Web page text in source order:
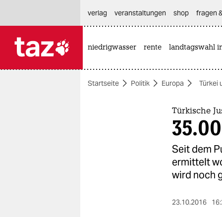
themen
verlag
veranstaltungen shop fragen
niedrigwasser rente landtagswahl
Startseite Politik Europa Türkei
Türkische
Seit dem
ermittelt
wird noch
23.10.2016